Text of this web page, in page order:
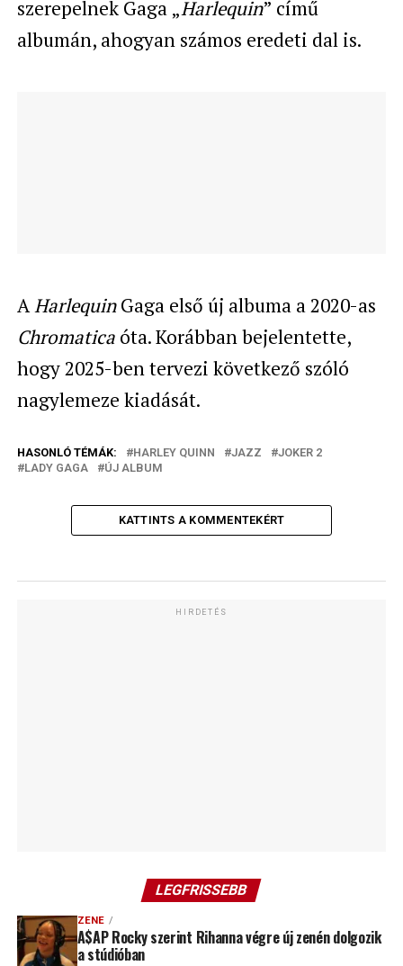
szerepelnek Gaga „Harlequin” című
albumán, ahogyan számos eredeti dal is.
AHarlequinGaga első új albuma a 2020-as
Chromatica óta. Korábban bejelentette,
hogy 2025-ben tervezi következő szóló
nagylemeze kiadását.
HASONLÓ TÉMÁK: HARLEY QUINN JAZZ
JOKER 2
LADY GAGA
ÚJ ALBUM
KATTINTS A KOMMENTEKÉRT
HIRDETÉS
LEGFRISSEBB
ZENE
A$AP Rocky szerint Rihanna végre új zenén dolgozik
a stúdióban